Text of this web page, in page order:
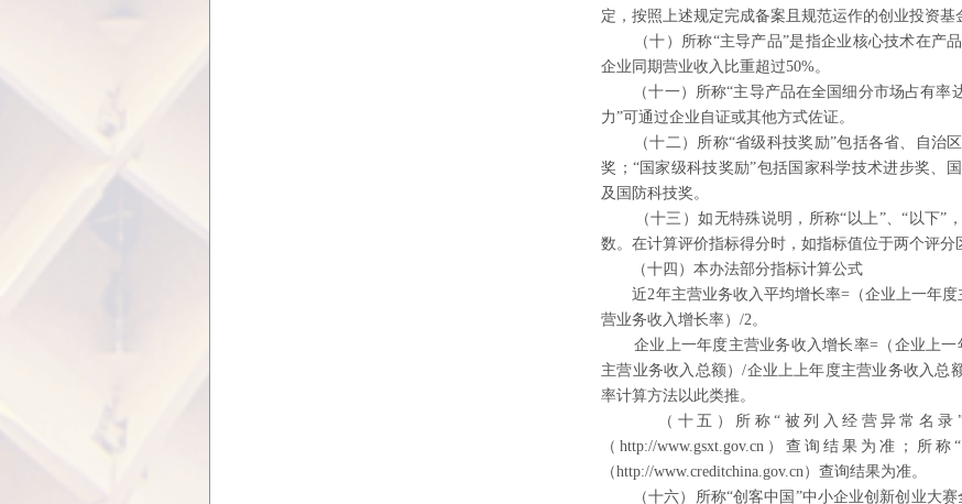
定，按照上述规定完成备案且规范运作的创业投资基
（十）所称“主导产品”是指企业核心技术在产
企业同期营业收入比重超过50%。
（十一）所称“主导产品在全国细分市场占有率
力”可通过企业自证或其他方式佐证。
（十二）所称“省级科技奖励”包括各省、自治
奖；“国家级科技奖励”包括国家科学技术进步奖、
及国 防科技奖。
（十三）如无特殊说明，所称“以上”、“以下”
数。在计算评价指标得分时，如指标值位于两个评分
（十四）本办法部分指标计算公式
近2年主营业务收入平均增长率=（企业上一年度
营业务收入增长率）/2。
企业上一年度主营业务收入增长率=（企业上一
主营业务收入总额）/企业上上年度主营业务收入总
率计算方法以此类推。
（十五）所称“被列入经营异常名
（http://www.gsxt.gov.cn）查询结果为准；所称
（http://www.creditchina.gov.cn）查询结果为准。
（十六）所称“创客中国”中小企业创新创业大赛